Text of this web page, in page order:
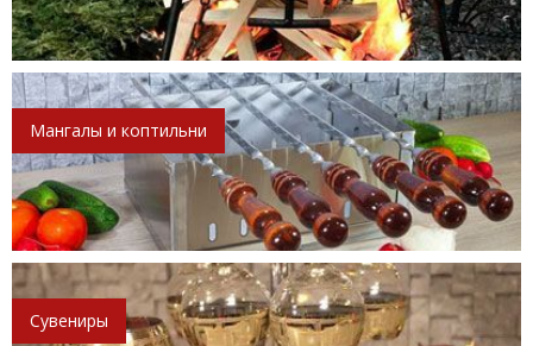
Мангалы и коптильни
Сувениры